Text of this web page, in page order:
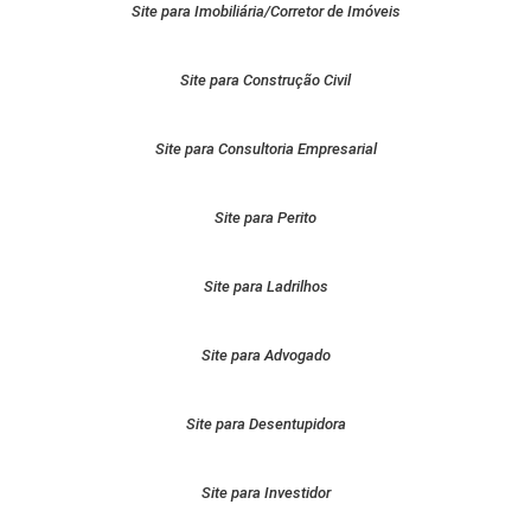
Site para Imobiliária/Corretor de Imóveis
Site para Construção Civil
Site para Consultoria Empresarial
Site para Perito
Site para Ladrilhos
Site para Advogado
Site para Desentupidora
Site para Investidor